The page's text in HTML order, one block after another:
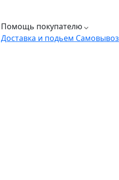
Помощь покупателю
Доставка и подьем Самовывоз